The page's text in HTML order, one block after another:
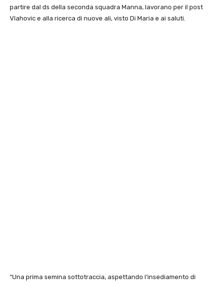
partire dal ds della seconda squadra Manna, lavorano per il post
Vlahovic e alla ricerca di nuove ali, visto Di Maria e ai saluti.
“Una prima semina sottotraccia, aspettando l’insediamento di